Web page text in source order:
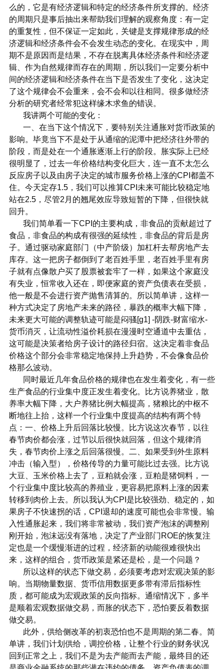
么的，它是有经济逻辑和特定的经济条件所支撑的。经济
的周期只是事后抽出来帮助我们理解的观察角度：有一定
的重复性，但不保证一定如此，关键是支撑规律形成的经
济逻辑和经济条件会不会发生动态的变化。在现实中，周
期不是原因而是结果，不存在脱离具体经济条件和经济逻
辑、作为自然规律而存在的周期，所以我们一定要分析中
间的经济逻辑和经济条件在当下是否发生了变化，这决定
了这个规律会不会重来，会不会和以往相同。很多做经济
分析的研究者经常犯这样缘木求鱼的错误。
我讲两个可能的变化：
一、在当下这个情况下，要特别关注通胀对货币政策的
影响。毕竟当下不是处于从通缩的泥潭中把经济往外带的
阶段，而是处在一个通胀逐渐上行的阶段。胀实际上已经
很明显了，过去一年价格结构变化巨大，连一直不太怎么
反应房子以及由房子决定的城市服务价格上涨的CPI都盖不
住。今天定存1.5，我们可以推算CPI未来可能比较稳定地
站在2.5，尽管2月的翘尾效应导致短暂的下降，但很快就
回升。
我们简单看一下CPI的主要构成，非食品的贡献超过了
食品，非食品的构成有很强的延续性，非食品的背后是房
子。通过驱动家庭部门（中产阶级）加杠杆去帮房地产去
库存。这一把房子都倒到了老百姓手里，老百姓手里有房
子就有点像散户买了股票被套牢了一样，如果这个家庭没
有失业，恒常收入还在，即便家庭的资产负债表在受损，
他一般是不会进行资产抛售清算的。所以简单讲，这样一
种方式决定了房地产未来的路径，暴跌的概率大幅下降，
未来更大可能的调整轨迹可能是闷骚[g1] -阴跌-财富缩水-
货币消灭，让流动性溢价耗损在漫漫时空通道中去重估，
这可能是决策者给房子设计的路径归宿。这决定着非食品
价格这个部分会非常稳定地保持上升趋势，不会像食品价
格那么波动。
同时最近几年食品价格的规律也在发生着变化，有一些
生产食品的行业集中度正发生着变化。比方说养猪业，散
养率大幅下降，大户养猪比例大幅提高，猪粮比的中枢不
断地往上抬，这样一个行业集中度提高的结构有两个特
点：一、价格上升后回落比较慢。比方说这次春节，以往
春节肉价都会涨，过节以后很快就回落，但这个规律消
失，春节肉价上涨之后回落很慢。二、如果受到外生原料
冲击（输入型），价格传导的力量可能比过去强。比方说
大豆、玉米价格上去了，豆粕就会涨，豆粕是猪饲料，一
个行业集中度比较高的养殖业，更容易把原料上涨的因素
转移到肉价上去。所以我认为CPI是比较强劲、稳定的，如
果房子不快速拐的话，CPI退却的速度可能也会非常慢。输
入性通胀起来，我们将非常被动，我们资产泡沫的调整刚
刚开始，泡沫远没有落地，决定了产业部门ROE的恢复注
定也是一个缓慢渐进的过程，经济新的动能很难很快出
来，这样的组合，货币政策是紧还是松，是一个问题？
所以这样的状态下做交易，必须要考虑对宏观决策的影
响。当期物量数据、货币信用数据更多带有滞后指标性
质，都可能成为宏观政策的反向指标。通缩情况下，多半
是顺着宏观数据做交易，而胀的状态下，恐怕要反着数据
做交易。
此外，供给侧改革的初衷恐怕也不是周期的第二春。简
单讲，我们计划供给，调控价格，让整个行业的财务状况
回到正常之上，我们不是为去产能而去产能，最终目的还